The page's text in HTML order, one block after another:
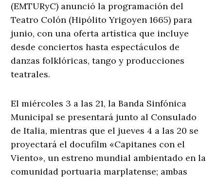
(EMTURyC) anunció la programación del
Teatro Colón (Hipólito Yrigoyen 1665) para
junio, con una oferta artística que incluye
desde conciertos hasta espectáculos de
danzas folklóricas, tango y producciones
teatrales.
El miércoles 3 a las 21, la Banda Sinfónica
Municipal se presentará junto al Consulado
de Italia, mientras que el jueves 4 a las 20 se
proyectará el docufilm «Capitanes con el
Viento», un estreno mundial ambientado en la
comunidad portuaria marplatense; ambas